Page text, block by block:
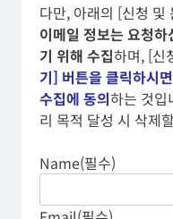
다만, 아래의 [신청 및
이메일 정보는 요청
기 위해 수집하며, [신
기] 버튼을 클릭하시
수집에 동의하는 것입
리 목적 달성 시 삭제
Name(필수)